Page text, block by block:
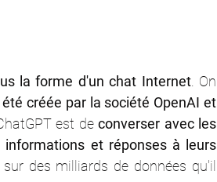
la forme d'un chat Internet. On
créée par la société OpenAI et
est de converser avec les
et réponses à leurs
des milliards de données qu'il